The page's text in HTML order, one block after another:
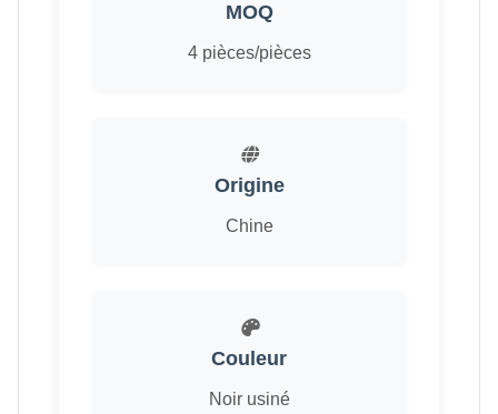
MOQ
4 pièces/pièces
Origine
Chine
Couleur
Noir usiné